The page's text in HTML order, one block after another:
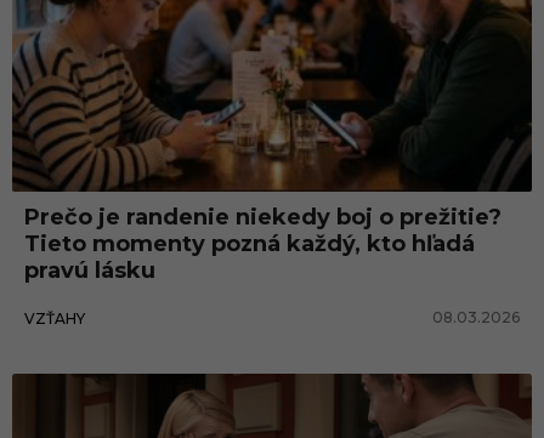
Prečo je randenie niekedy boj o prežitie?
Tieto momenty pozná každý, kto hľadá
pravú lásku
VZŤAHY 08.03.2026